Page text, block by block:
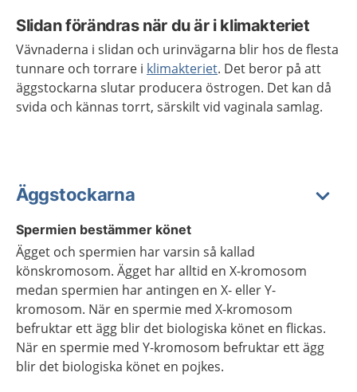
Slidan förändras när du är i klimakteriet
Vävnaderna i slidan och urinvägarna blir hos de flesta
tunnare och torrare i klimakteriet. Det beror på att
äggstockarna slutar producera östrogen. Det kan då
svida och kännas torrt, särskilt vid vaginala samlag.
Äggstockarna
Spermien bestämmer könet
Ägget och spermien har varsin så kallad
könskromosom. Ägget har alltid en X-kromosom
medan spermien har antingen en X- eller Y-
kromosom. När en spermie med X-kromosom
befruktar ett ägg blir det biologiska könet en flickas.
När en spermie med Y-kromosom befruktar ett ägg
blir det biologiska könet en pojkes.